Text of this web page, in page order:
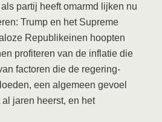
partij heeft omarmd lijken nu
Trump en het Supreme
Republikeinen hoopten
profiteren van de inflatie die
factoren die de regering-
een algemeen gevoel
jaren heerst, en het